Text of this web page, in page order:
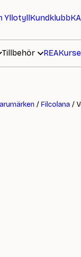
Yllotyll Kundklubb
Tillbehör REA
/ Filcolana /